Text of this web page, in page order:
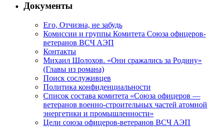
Документы
Его, Отчизна, не забудь
Комиссии и группы Комитета Союза офицеров-
ветеранов ВСЧ АЭП
Контакты
Михаил Шолохов. «Они сражались за Родину»
(Главы из романа)
Поиск сослуживцев
Политика конфиденциальности
Список состава комитета «Союза офицеров —
ветеранов военно-строительных частей атомной
энергетики и промышленности»
Цели союза офицеров-ветеранов ВСЧ АЭП